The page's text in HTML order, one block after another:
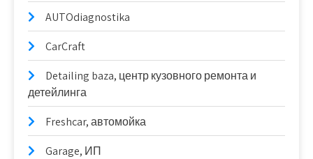
AUTOdiagnostika
CarCraft
Detailing baza, центр кузовного ремонта и
детейлинга
Freshcar, автомойка
Garage, ИП